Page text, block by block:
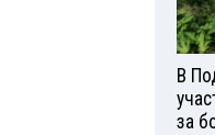
В
за